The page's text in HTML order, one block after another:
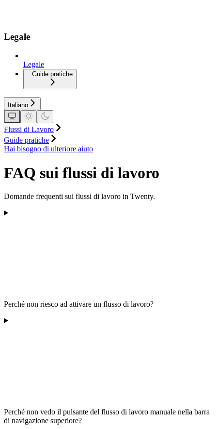
Legale
Legale
Guide pratiche
Italiano
Flussi di Lavoro
Guide pratiche
Hai bisogno di ulteriore aiuto
FAQ sui flussi di lavoro
Domande frequenti sui flussi di lavoro in Twenty.
Perché non riesco ad attivare un flusso di lavoro?
Perché non vedo il pulsante del flusso di lavoro manuale nella barra
di navigazione superiore?